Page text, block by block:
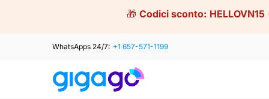
🎁 Codici sconto: HELLOVN15
WhatsApps 24/7: +1 657-571-1199